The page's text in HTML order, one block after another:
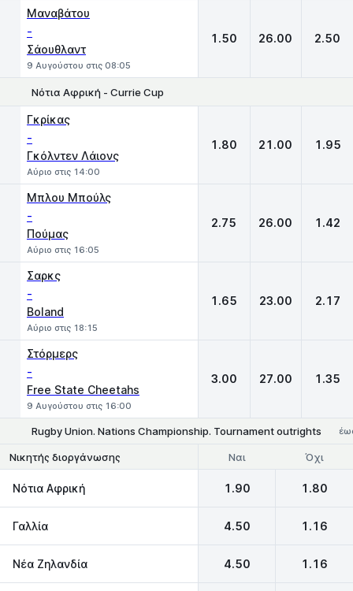
Μαναβάτου
-
Σάουθλαντ
9 Αυγούστου στις 08:05
1.50 26.00 2.50
Νότια Αφρική - Currie Cup
Γκρίκας
-
Γκόλντεν Λάιονς
Αύριο στις 14:00
1.80 21.00 1.95
Μπλου Μπούλς
-
Πούμας
Αύριο στις 16:05
2.75 26.00 1.42
Σαρκς
-
Boland
Αύριο στις 18:15
1.65 23.00 2.17
Στόρμερς
-
Free State Cheetahs
9 Αυγούστου στις 16:00
3.00 27.00 1.35
Rugby Union. Nations Championship. Tournament outrights
Νικητής διοργάνωσης Ναι Όχι
Νότια Αφρική 1.90 1.80
Γαλλία 4.50 1.16
Νέα Ζηλανδία 4.50 1.16